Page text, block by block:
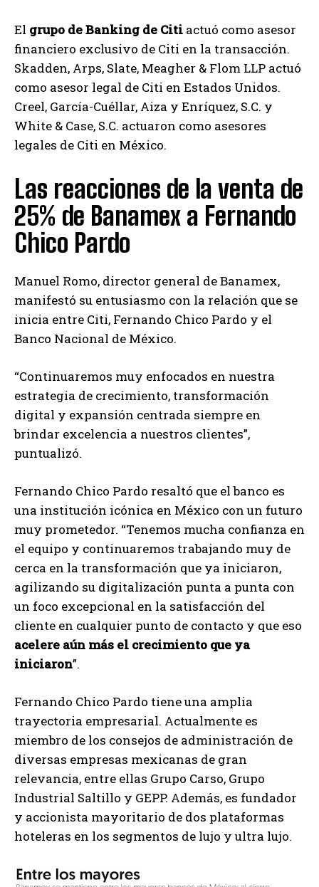
El grupo de Banking de Citi actuó como asesor
financiero exclusivo de Citi en la transacción.
Skadden, Arps, Slate, Meagher & Flom LLP actuó
como asesor legal de Citi en Estados Unidos.
Creel, García-Cuéllar, Aiza y Enríquez, S.C. y
White & Case, S.C. actuaron como asesores
legales de Citi en México.
Las reacciones de la venta de
25% de Banamex a Fernando
Chico Pardo
Manuel Romo, director general de Banamex,
manifestó su entusiasmo con la relación que se
inicia entre Citi, Fernando Chico Pardo y el
Banco Nacional de México.
“Continuaremos muy enfocados en nuestra
estrategia de crecimiento, transformación
digital y expansión centrada siempre en
brindar excelencia a nuestros clientes”,
puntualizó.
Fernando Chico Pardo resaltó que el banco es
una institución icónica en México con un futuro
muy prometedor. “Tenemos mucha confianza en
el equipo y continuaremos trabajando muy de
cerca en la transformación que ya iniciaron,
agilizando su digitalización punta a punta con
un foco excepcional en la satisfacción del
cliente en cualquier punto de contacto y que eso
acelere aún más el crecimiento que ya
iniciaron”.
Fernando Chico Pardo tiene una amplia
trayectoria empresarial. Actualmente es
miembro de los consejos de administración de
diversas empresas mexicanas de gran
relevancia, entre ellas Grupo Carso, Grupo
Industrial Saltillo y GEPP. Además, es fundador
y accionista mayoritario de dos plataformas
hoteleras en los segmentos de lujo y ultra lujo.